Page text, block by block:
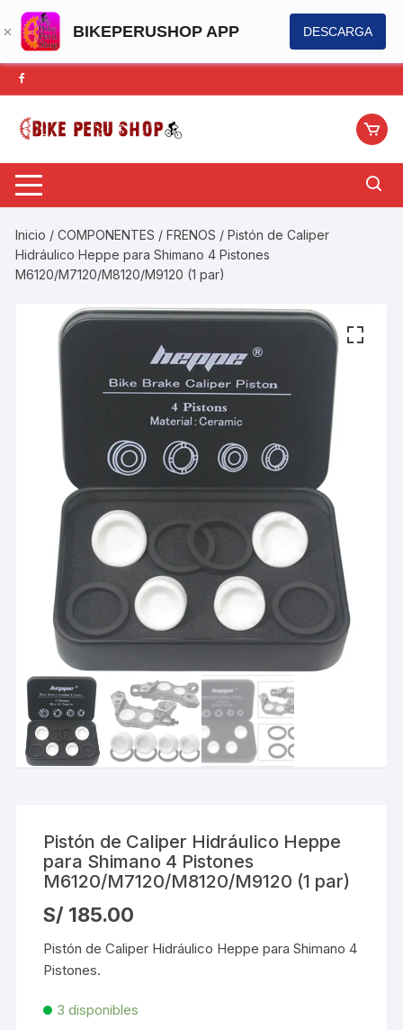
BIKEPERUSHOP APP DESCARGA
Saltar
al
contenido
Inicio /COMPONENTES /FRENOS / Pistón de Caliper
Hidráulico Heppe para Shimano 4 Pistones
M6120/M7120/M8120/M9120 (1 par)
Pistón de Caliper Hidráulico Heppe
para Shimano 4 Pistones
M6120/M7120/M8120/M9120 (1 par)
S/ 185.00
Pistón de Caliper Hidráulico Heppe para Shimano 4
Pistones.
3 disponibles